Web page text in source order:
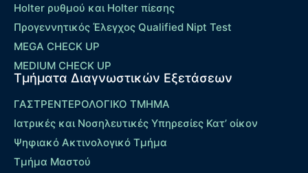
Holter ρυθμού και Holter πίεσης
Προγεννητικός Έλεγχος Qualified Nipt Test
MEGA CHECK UP
MEDIUM CHECK UP
Τμήματα Διαγνωστικών Εξετάσεων
ΓΑΣΤΡΕΝΤΕΡΟΛΟΓΙΚΟ ΤΜΗΜΑ
Ιατρικές και Νοσηλευτικές Υπηρεσίες Κατ’ οίκον
Ψηφιακό Ακτινολογικό Τμήμα
Τμήμα Μαστού